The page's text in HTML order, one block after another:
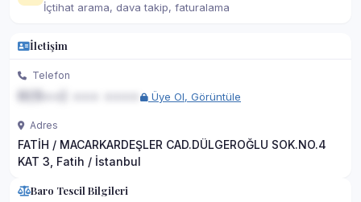
İçtihat arama, dava takip, faturalama
İletişim
Telefon
Üye Ol, Görüntüle
Adres
FATİH / MACARKARDEŞLER CAD.DÜLGEROĞLU SOK.NO.4
KAT 3, Fatih / İstanbul
Baro Tescil Bilgileri